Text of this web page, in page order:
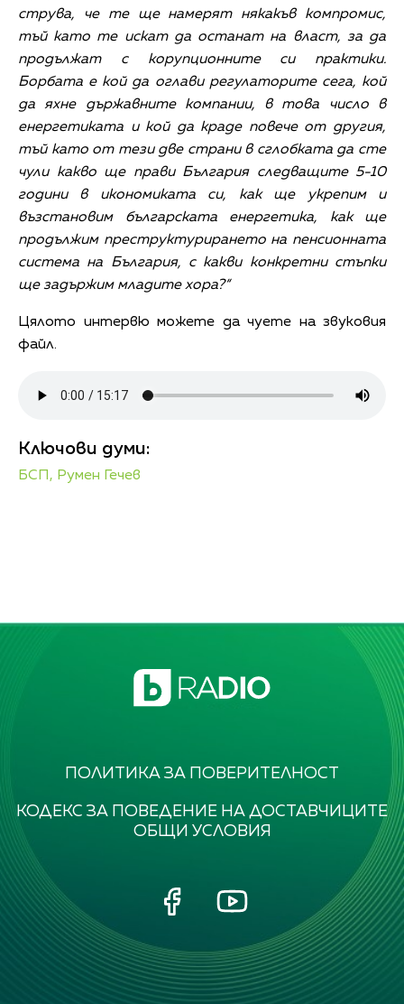
струва, че те ще намерят някакъв компромис,
тъй като те искат да останат на власт, за да
продължат с корупционните си практики.
Борбата е кой да оглави регулаторите сега, кой
да яхне държавните компании, в това число в
енергетиката и кой да краде повече от другия,
тъй като от тези две страни в сглобката да сте
чули какво ще прави България следващите 5-10
години в икономиката си, как ще укрепим и
възстановим българската енергетика, как ще
продължим преструктурирането на пенсионната
система на България, с какви конкретни стъпки
ще задържим младите хора?“
Цялото интервю можете да чуете на звуковия
файл.
Ключови думи:
БСП, Румен Гечев
ПОЛИТИКА ЗА ПОВЕРИТЕЛНОСТ
КОДЕКС ЗА ПОВЕДЕНИЕ НА ДОСТАВЧИЦИТЕ
ОБЩИ УСЛОВИЯ